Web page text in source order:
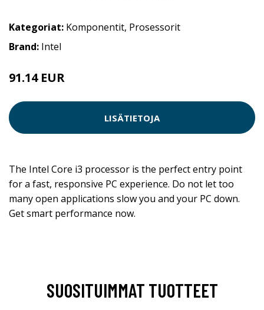
Kategoriat: Komponentit, Prosessorit
Brand: Intel
91.14 EUR
LISÄTIETOJA
The Intel Core i3 processor is the perfect entry point
for a fast, responsive PC experience. Do not let too
many open applications slow you and your PC down.
Get smart performance now.
SUOSITUIMMAT TUOTTEET